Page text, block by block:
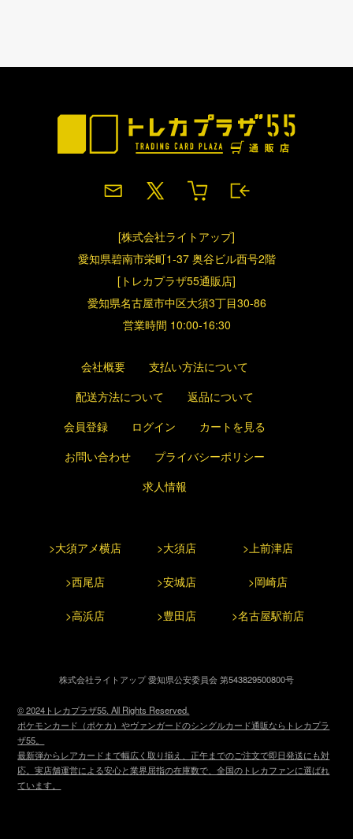
[株式会社ライトアップ]
愛知県碧南市栄町1-37 奥谷ビル西号2階
[トレカプラザ55通販店]
愛知県名古屋市中区大須3丁目30-86
営業時間 10:00-16:30
会社概要
支払い方法について
配送方法について
返品について
会員登録
ログイン
カートを見る
お問い合わせ
プライバシーポリシー
求人情報
>大須アメ横店 >大須店 >上前津店
>西尾店 >安城店 >岡崎店
>高浜店 >豊田店 >名古屋駅前店
株式会社ライトアップ 愛知県公安委員会 第543829500800号
© 2024トレカプラザ55. All Rights Reserved.
ポケモンカード（ポケカ）やヴァンガードのシングルカード通販ならトレカプラ
ザ55。
最新弾からレアカードまで幅広く取り揃え、正午までのご注文で即日発送にも対
応。実店舗運営による安心と業界屈指の在庫数で、全国のトレカファンに選ばれ
ています。